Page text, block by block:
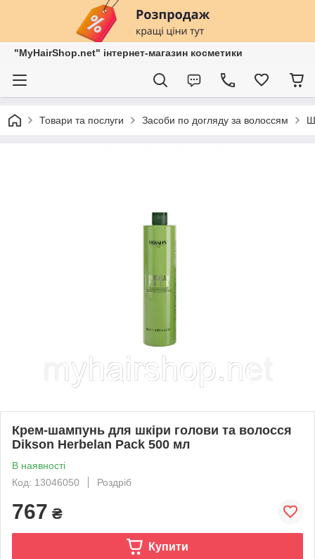
"MyHairShop.net" інтернет-магазин косметики
Товари та послуги Засоби по догляду за волоссям
Крем-шампунь для шкіри голови та волосся
Dikson Herbelan Pack 500 мл
В наявності
Код: 13046050
Роздріб
767 ₴
Купити